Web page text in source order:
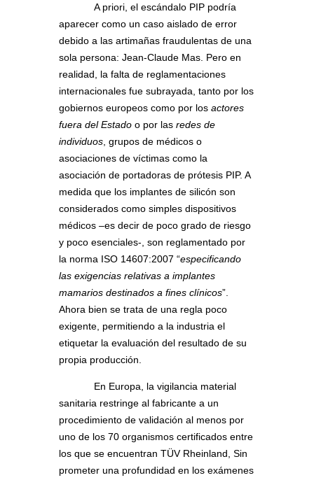
A priori, el escándalo PIP podría
aparecer como un caso aislado de error
debido a las artimañas fraudulentas de una
sola persona: Jean-Claude Mas. Pero en
realidad, la falta de reglamentaciones
internacionales fue subrayada, tanto por los
gobiernos europeos como por los actores
fuera del Estado o por las redes de
individuos , grupos de médicos o
asociaciones de víctimas como la
asociación de portadoras de prótesis PIP. A
medida que los implantes de silicón son
considerados como simples dispositivos
médicos –es decir de poco grado de riesgo
y poco esenciales-, son reglamentado por
la norma ISO 14607:2007 “especificando
las exigencias relativas a implantes
mamarios destinados a fines clínicos”.
Ahora bien se trata de una regla poco
exigente, permitiendo a la industria el
etiquetar la evaluación del resultado de su
propia producción.
En Europa, la vigilancia material
sanitaria restringe al fabricante a un
procedimiento de validación al menos por
uno de los 70 organismos certificados entre
los que se encuentran TÜV Rheinland, Sin
prometer una profundidad en los exámenes